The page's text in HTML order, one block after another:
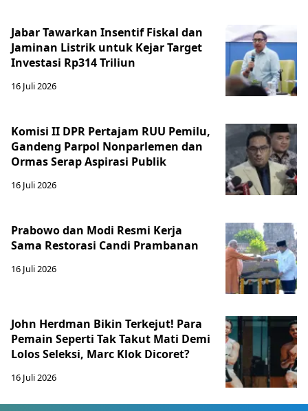
Jabar Tawarkan Insentif Fiskal dan
Jaminan Listrik untuk Kejar Target
Investasi Rp314 Triliun
16 Juli 2026
Komisi II DPR Pertajam RUU Pemilu,
Gandeng Parpol Nonparlemen dan
Ormas Serap Aspirasi Publik
16 Juli 2026
Prabowo dan Modi Resmi Kerja
Sama Restorasi Candi Prambanan
16 Juli 2026
John Herdman Bikin Terkejut! Para
Pemain Seperti Tak Takut Mati Demi
Lolos Seleksi, Marc Klok Dicoret?
16 Juli 2026